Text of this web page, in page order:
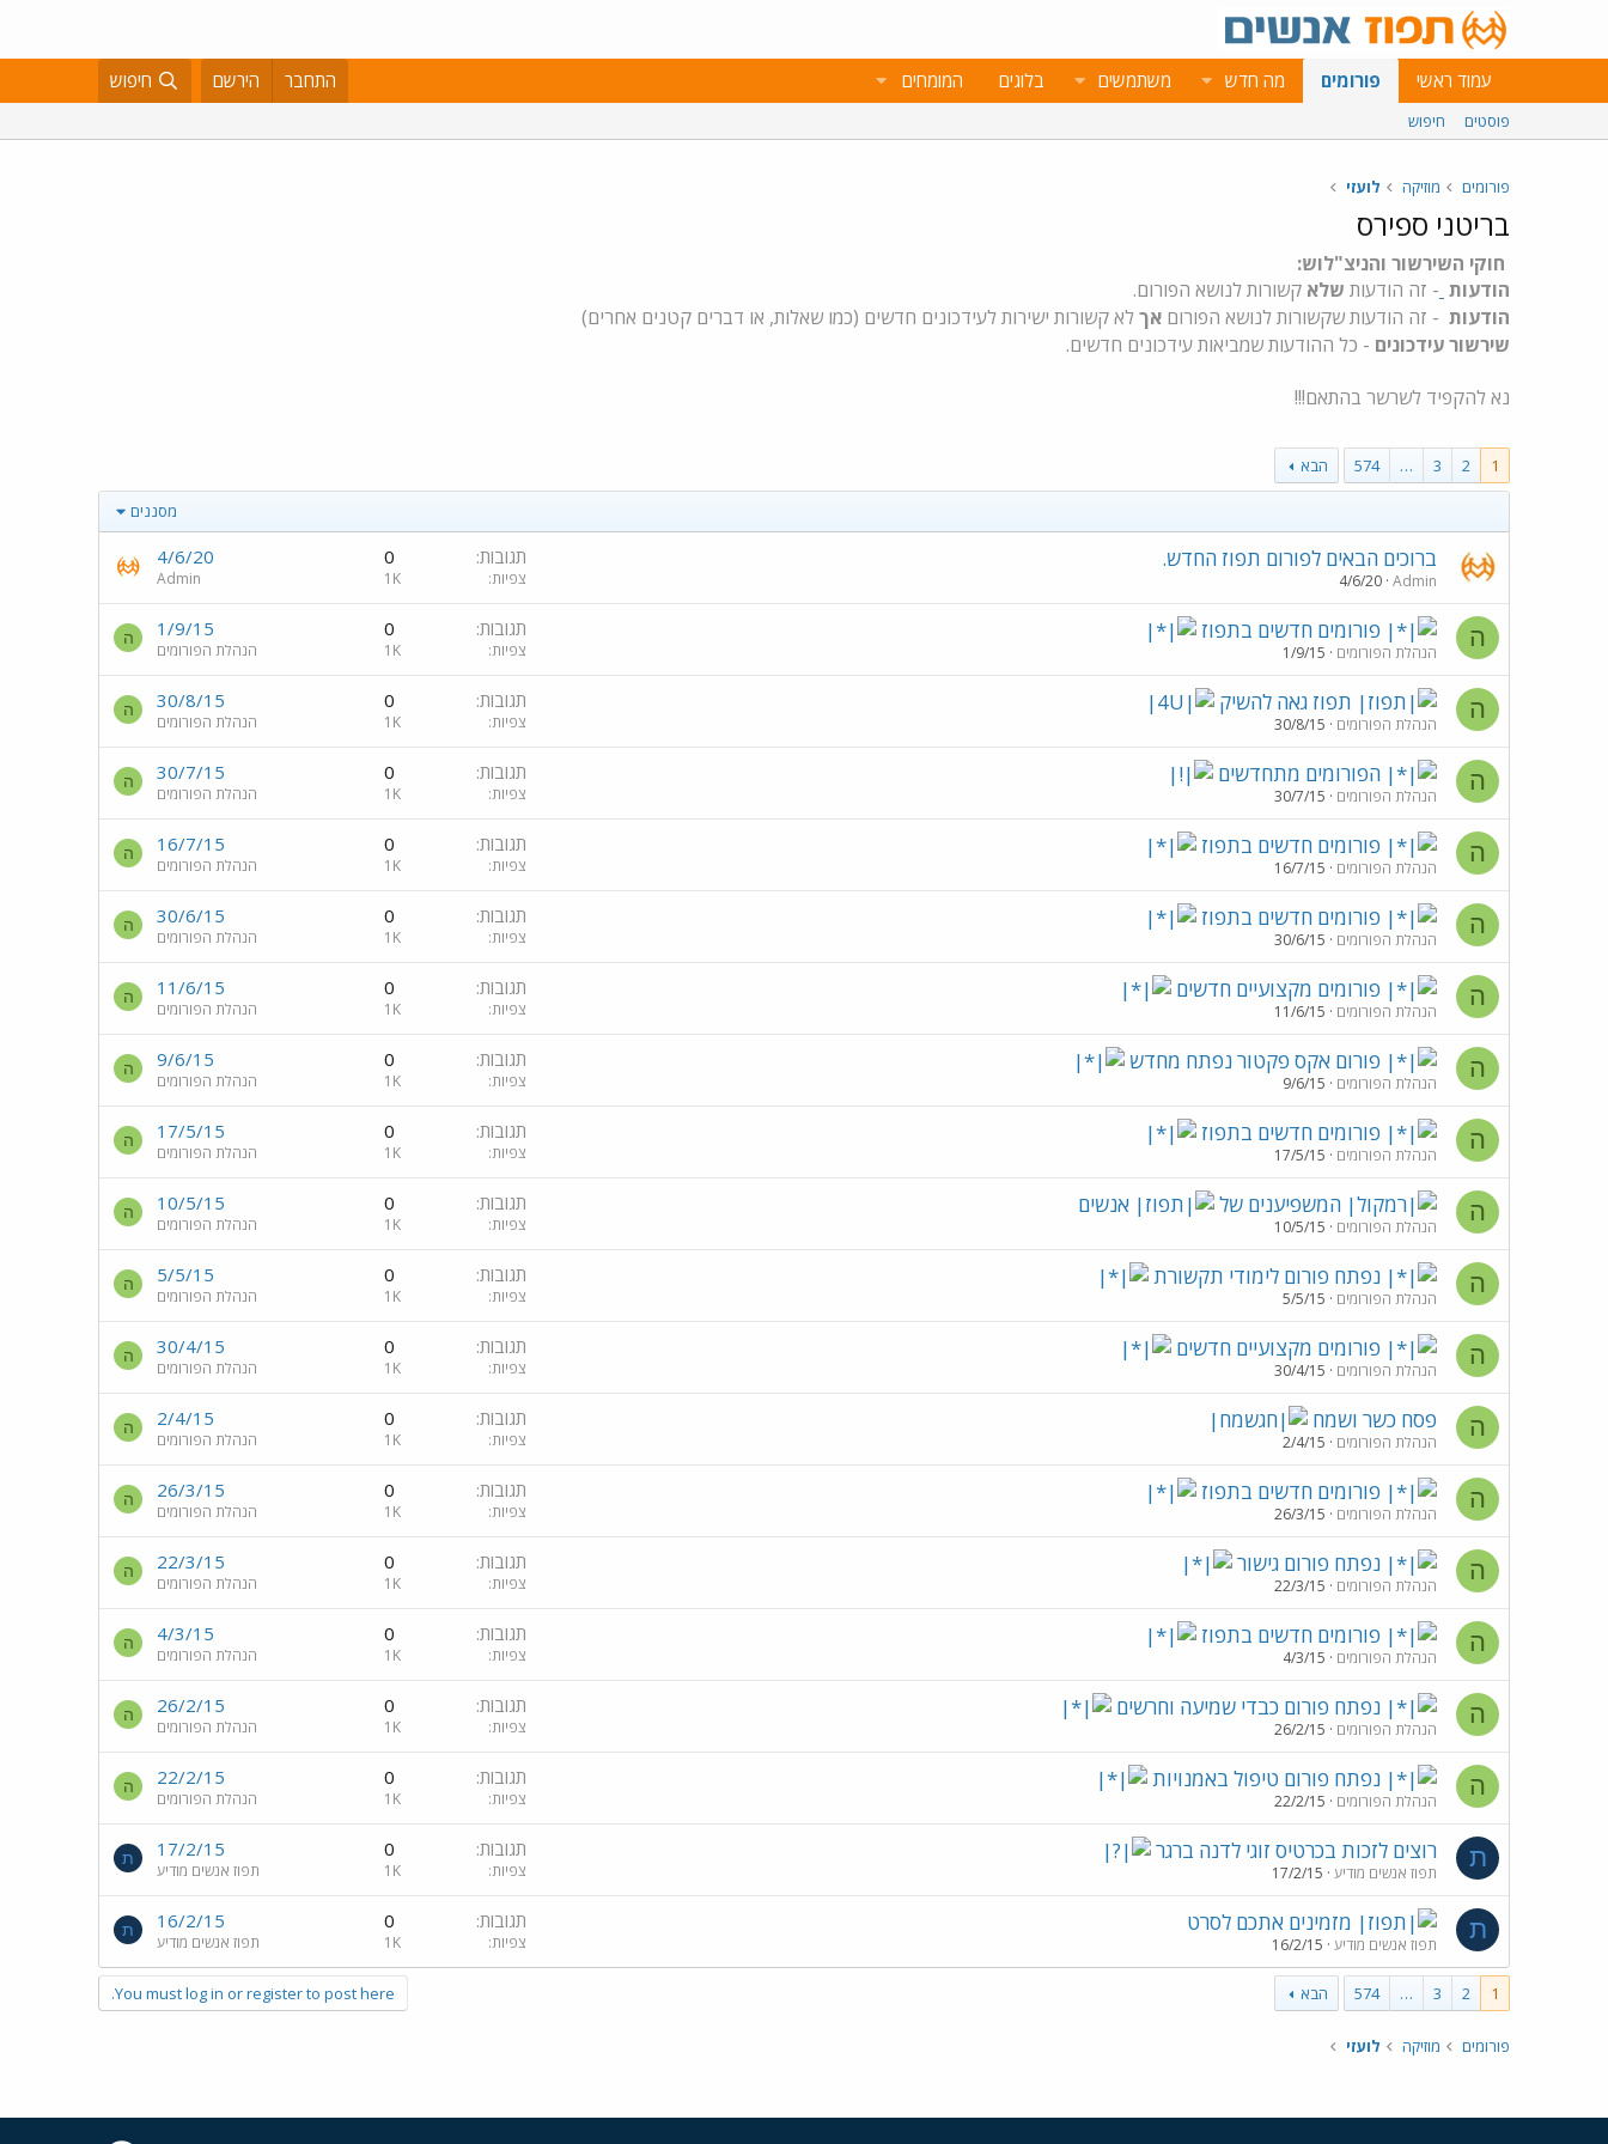
עמוד ראשי פורומים מה חדש משתמשים בלוגים המומחים התחבר הירשם חיפוש
פוסטים חיפוש
פורומים מוזיקה לועזי
בריטני ספירס
חוקי השירשור והניצ"לוש:
הודעות - זה הודעות שלא קשורות לנושא הפורום.
הודעות - זה הודעות שקשורות לנושא הפורום אךלא קשורות ישירות לעידכונים חדשים (כמו שאלות, או דברים קטנים אחרים)
שירשור עידכונים - כל ההודעות שמביאות עידכונים חדשים.
נא להקפיד לשרשר בהתאם!!!
1
2
3
…
574 הבא
מסננים
ברוכים הבאים לפורום תפוז החדש.
Admin
4/6/20
תגובות 0
צפיות 1K
4/6/20
Admin
ה פורומים חדשים בתפוז
הנהלת הפורומים 1/9/15
תגובות 0
צפיות 1K
1/9/15
הנהלת הפורומים
ה
ה תפוז גאה להשיק
הנהלת הפורומים 30/8/15
תגובות 0
צפיות 1K
30/8/15
הנהלת הפורומים
ה
ה הפורומים מתחדשים
הנהלת הפורומים 30/7/15
תגובות 0
צפיות 1K
30/7/15
הנהלת הפורומים
ה
ה פורומים חדשים בתפוז
הנהלת הפורומים 16/7/15
תגובות 0
צפיות 1K
16/7/15
הנהלת הפורומים
ה
ה פורומים חדשים בתפוז
הנהלת הפורומים 30/6/15
תגובות 0
צפיות 1K
30/6/15
הנהלת הפורומים
ה
ה פורומים מקצועיים חדשים
הנהלת הפורומים 11/6/15
תגובות 0
צפיות 1K
11/6/15
הנהלת הפורומים
ה
ה פורום אקס פקטור נפתח מחדש
הנהלת הפורומים 9/6/15
תגובות 0
צפיות 1K
9/6/15
הנהלת הפורומים
ה
ה פורומים חדשים בתפוז
הנהלת הפורומים 17/5/15
תגובות 0
צפיות 1K
17/5/15
הנהלת הפורומים
ה
ה המשפיענים של אנשים
הנהלת הפורומים 10/5/15
תגובות 0
צפיות 1K
10/5/15
הנהלת הפורומים
ה
ה נפתח פורום לימודי תקשורת
הנהלת הפורומים 5/5/15
תגובות 0
צפיות 1K
5/5/15
הנהלת הפורומים
ה
ה פורומים מקצועיים חדשים
הנהלת הפורומים 30/4/15
תגובות 0
צפיות 1K
30/4/15
הנהלת הפורומים
ה
ה פסח כשר ושמח
הנהלת הפורומים 2/4/15
תגובות 0
צפיות 1K
2/4/15
הנהלת הפורומים
ה
ה פורומים חדשים בתפוז
הנהלת הפורומים 26/3/15
תגובות 0
צפיות 1K
26/3/15
הנהלת הפורומים
ה
ה נפתח פורום גישור
הנהלת הפורומים 22/3/15
תגובות 0
צפיות 1K
22/3/15
הנהלת הפורומים
ה
ה פורומים חדשים בתפוז
הנהלת הפורומים 4/3/15
תגובות 0
צפיות 1K
4/3/15
הנהלת הפורומים
ה
ה נפתח פורום כבדי שמיעה וחרשים
הנהלת הפורומים 26/2/15
תגובות 0
צפיות 1K
26/2/15
הנהלת הפורומים
ה
ה נפתח פורום טיפול באמנויות
הנהלת הפורומים 22/2/15
תגובות 0
צפיות 1K
22/2/15
הנהלת הפורומים
ה
ת רוצים לזכות בכרטיס זוגי לדנה ברגר
תפוז אנשים מודיע 17/2/15
תגובות 0
צפיות 1K
17/2/15
תפוז אנשים מודיע
ת
ת מזמינים אתכם לסרט
תפוז אנשים מודיע 16/2/15
תגובות 0
צפיות 1K
16/2/15
תפוז אנשים מודיע
ת
1
2
3
…
574 הבא You must log in or register to post here.
פורומים מוזיקה לועזי